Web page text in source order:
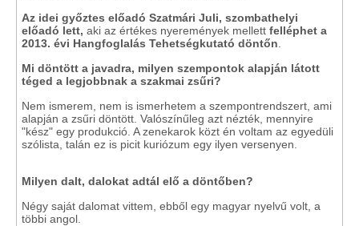
Az idei győztes előadó Szatmári Juli, szombathelyi
előadó lett, aki az értékes nyeremények mellett felléphet a
2013. évi Hangfoglalás Tehetségkutató döntőn
Mi döntött a javadra, milyen szempontok alapján látott
téged a legjobbnak a szakmai zsűri?
Nem ismerem, nem is ismerhetem a szempontrendszert, ami
alapján a zsűri döntött. Valószínűleg azt nézték, mennyire
"kész" egy produkció. A zenekarok közt én voltam az egyedüli
szólista, talán ez is picit kuriózum egy ilyen versenyen.
Milyen dalt, dalokat adtál elő a döntőben?
Négy saját dalomat vittem, ebből egy magyar nyelvű volt, a
többi angol.